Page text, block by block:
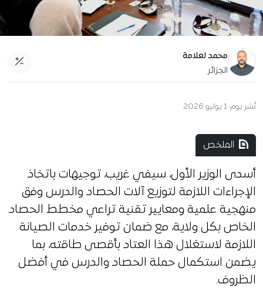
محمد لعلامة
الجزائر
نُشر يوم: 1 يوليو 2026
الملخص
أسدى الوزير الأول، سيفي غريب، توجيهات باتخاذ
الإجراءات اللازمة لتوزيع آلات الحصاد والدرس وفق
منهجية علمية ومعايير تقنية تراعي مخطط الحصاد
الخاص بكل ولاية، مع ضمان توفير خدمات الصيانة
اللازمة لاستغلال هذا العتاد بأقصى طاقته، بما
يضمن استكمال حملة الحصاد والدرس في أفضل
الظروف.